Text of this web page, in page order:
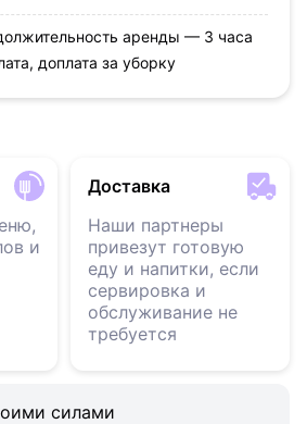
аренды — 3 часа
доплата за уборку
и
Доставка
Наши партнеры
привезут готовую
еду и напитки, если
сервировка и
обслуживание не
требуется
силами